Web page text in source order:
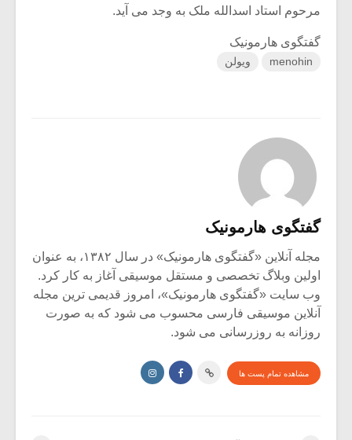
مرحوم استاد اسدالله ملک به وجد می آید.
گفتگوی هارمونیک
menohin ویولن
گفتگوی هارمونیک
مجله آنلاین «گفتگوی هارمونیک» در سال ۱۳۸۲، به عنوان
اولین وبلاگ تخصصی و مستقل موسیقی آغاز به کار کرد.
وب سایت «گفتگوی هارمونیک»، امروز قدیمی ترین مجله
آنلاین موسیقی فارسی محسوب می شود که به صورت
روزانه به روزرسانی می شود.
مشاهده تمام پست ها